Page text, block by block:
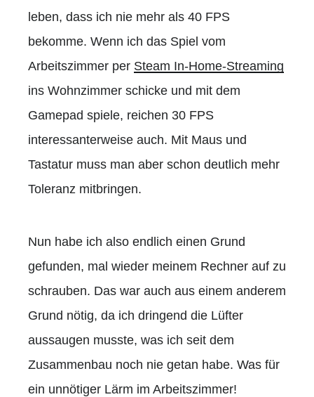
leben, dass ich nie mehr als 40 FPS
bekomme. Wenn ich das Spiel vom
Arbeitszimmer per Steam In-Home-Streaming
ins Wohnzimmer schicke und mit dem
Gamepad spiele, reichen 30 FPS
interessanterweise auch. Mit Maus und
Tastatur muss man aber schon deutlich mehr
Toleranz mitbringen.
Nun habe ich also endlich einen Grund
gefunden, mal wieder meinem Rechner auf zu
schrauben. Das war auch aus einem anderem
Grund nötig, da ich dringend die Lüfter
aussaugen musste, was ich seit dem
Zusammenbau noch nie getan habe. Was für
ein unnötiger Lärm im Arbeitszimmer!